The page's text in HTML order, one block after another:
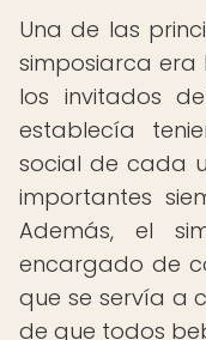
Una de las
simposiarca era
los invitados
establecía
social de cada
importantes
Además, el
encargado de
que se servía a
de que todos